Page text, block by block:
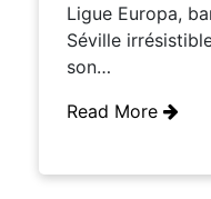
Ligue Europa,
Séville
son…
Read More